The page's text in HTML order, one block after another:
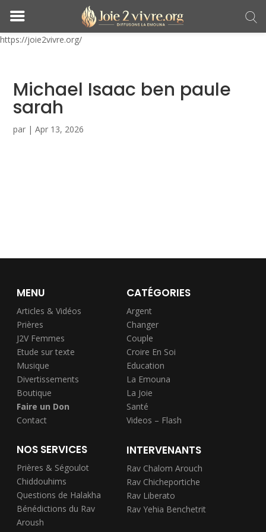
https://joie2vivre.org/
Michael Isaac ben paule
sarah
par |Apr 13, 2026
MENU
Articles & Vidéos
Prières
J2V Femmes
Etude sur texte
Musique
Divertissements
Boutique
Faire un Don
Contact
CATÉGORIES
Argent
Changer
Couple
Croire En Soi
Education
La Emouna
La Joie
Santé
Videos – Flash
NOS SERVICES
Prières & Ségoulot
Chiddouhims
Questions de Halakha
Bénédictions du Rav
Aroush
INTERVENANTS
Rav Chalom Arouch
Rav Chicheportiche
Rav Liberato
Rav Yehia Benchetrit